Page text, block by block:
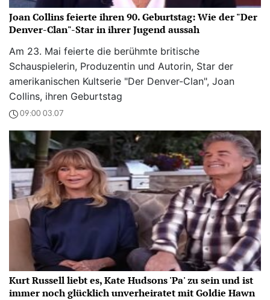
Joan Collins feierte ihren 90. Geburtstag: Wie der "Der
Denver-Clan"-Star in ihrer Jugend aussah
Am 23. Mai feierte die berühmte britische
Schauspielerin, Produzentin und Autorin, Star der
amerikanischen Kultserie "Der Denver-Clan", Joan
Collins, ihren Geburtstag
09:00 03.07
Kurt Russell liebt es, Kate Hudsons 'Pa' zu sein und ist
immer noch glücklich unverheiratet mit Goldie Hawn